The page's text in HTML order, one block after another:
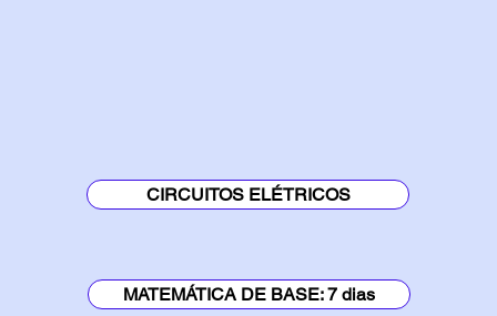
CIRCUITOS ELÉTRICOS
MATEMÁTICA DE BASE: 7 dias